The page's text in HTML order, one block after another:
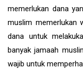
memerlukan dana
muslim memerlukan
dana untuk
banyak jamaah
wajib untuk